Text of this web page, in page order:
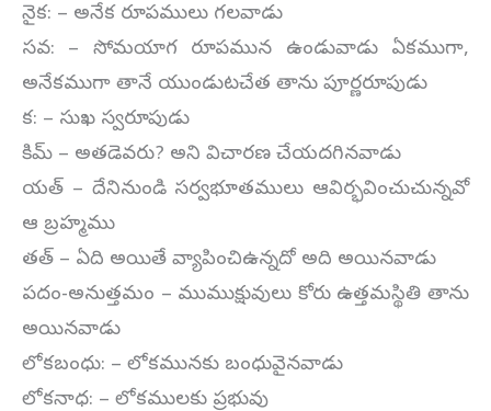
నైక: – అనేక రూపములు గలవాడు
సవ: – సోమయాగ రూపమున ఉండువాడు ఏకముగా,
అనేకముగా తానే యుండుటచేత తాను పూర్ణరూపుడు
క: – సుఖ స్వరూపుడు
కిమ్ – అతడెవరు? అని విచారణ చేయదగినవాడు
యత్ – దేనినుండి సర్వభూతములు ఆవిర్భవించుచున్నవో
ఆ బ్రహ్మము
తత్ – ఏది అయితే వ్యాపించిఉన్నదో అది అయినవాడు
పదం-అనుత్తమం – ముముక్షువులు కోరు ఉత్తమస్థితి తాను
అయినవాడు
లోకబంధు: – లోకమునకు బంధువైనవాడు
లోకనాధ: – లోకములకు ప్రభువు